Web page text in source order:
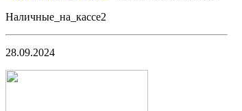
Наличные_на_кассе2
28.09.2024